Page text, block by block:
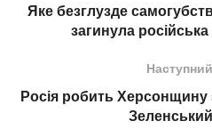
Яке безглузде
загинула
Росія робить Херсонщину